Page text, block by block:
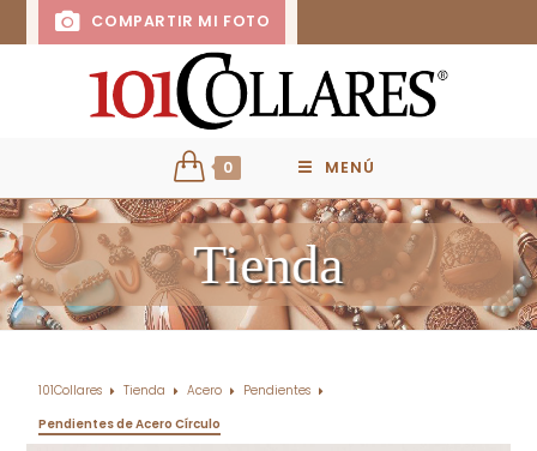
COMPARTIR MI FOTO
0 MENÚ
Tienda
101Collares Tienda Acero
Pendientes
Pendientes de Acero Círculo